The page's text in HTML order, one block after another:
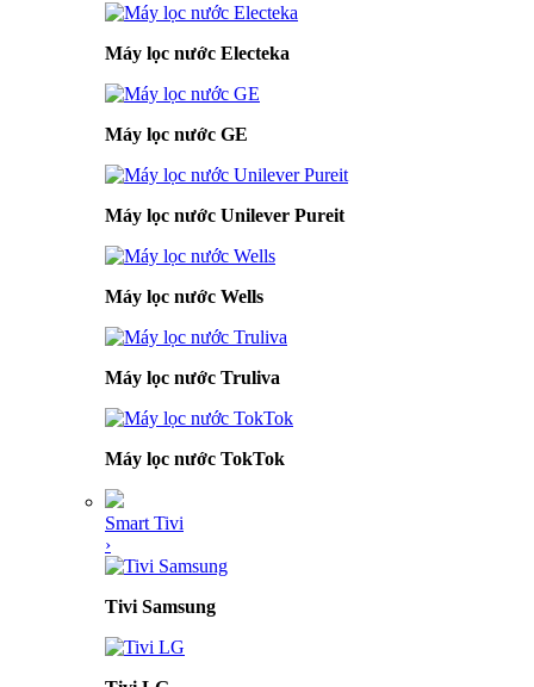
Máy lọc nước Electeka
Máy lọc nước GE
Máy lọc nước Unilever Pureit
Máy lọc nước Wells
Máy lọc nước Truliva
Máy lọc nước TokTok
Smart Tivi
›
Tivi Samsung